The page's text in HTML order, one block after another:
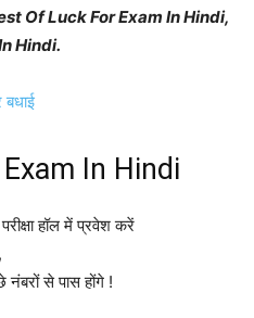
Of Luck For Exam In Hindi,
Hindi.
बधाई
In Hindi
हॉल में प्रवेश करें
नंबरों से पास होंगे !